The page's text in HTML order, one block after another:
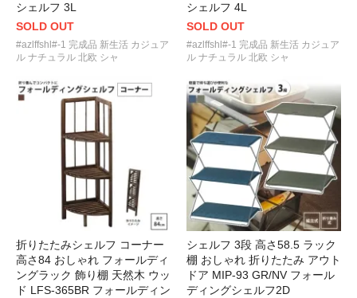
シェルフ 3L
SOLD OUT
#azlffshl#-1 完成品 新生活 カジュア
ル ナチュラル 北欧 シャ
シェルフ 4L
SOLD OUT
#azlffshl#-1 完成品 新生活 カジュア
ル ナチュラル 北欧 シャ
折りたたみシェルフ コーナー
高さ84 おしゃれ フォールディ
ングラック 飾り棚 天然木 ウッ
ド LFS-365BR フォールディン
シェルフ 3段 高さ58.5 ラック
棚 おしゃれ 折りたたみ アウト
ドア MIP-93 GR/NV フォール
ディングシェルフ2D